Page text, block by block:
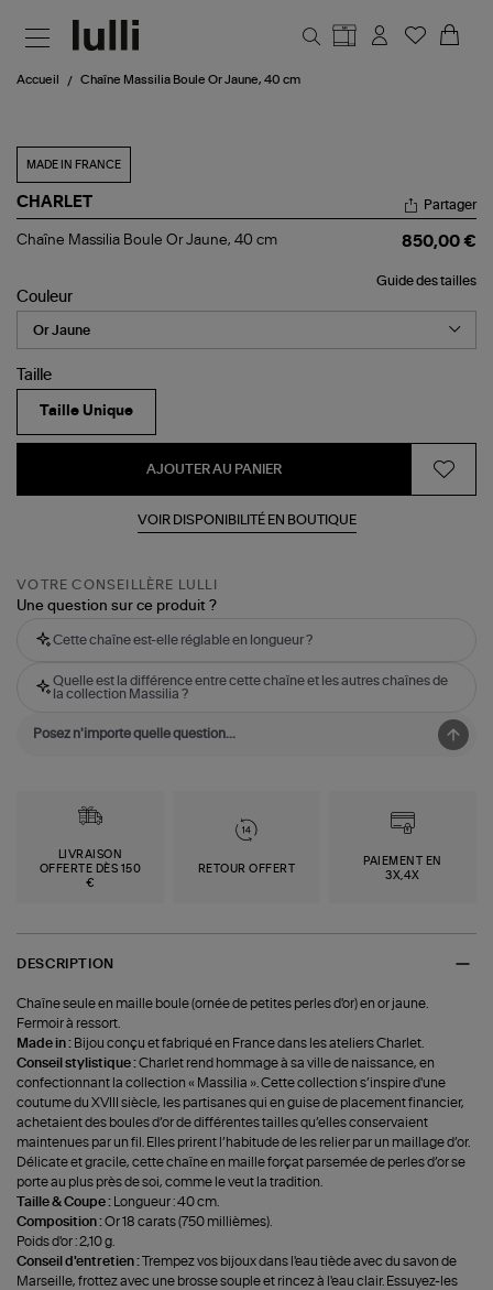
Accueil Chaîne Massilia Boule Or Jaune, 40 cm
MADE IN FRANCE
CHARLET
Chaîne
Or
Jaune,
40
Partager
Chaîne Massilia Boule Or Jaune, 40 cm 850,00 €
Guide des tailles
Couleur
Taille
Taille Unique
AJOUTER AU PANIER
VOIR DISPONIBILITÉ EN BOUTIQUE
VOTRE CONSEILLÈRE LULLI
Une question sur ce produit ?
Cette chaîne est-elle réglable en longueur ?
Quelle est la différence entre cette chaîne et les autres chaînes de
la collection Massilia ?
LIVRAISON
OFFERTE DÈS 150
€
RETOUR OFFERT
PAIEMENT EN
3X,4X
DESCRIPTION
Chaîne seule en maille boule (ornée de petites perles d'or) en or jaune.
Fermoir à ressort.
Made in : Bijou conçu et fabriqué en France dans les ateliers Charlet.
Conseil stylistique :Charlet rend hommage à sa ville de naissance, en
confectionnant la collection « Massilia ». Cette collection s’inspire d'une
coutume du XVIII siècle, les partisanes qui en guise de placement financier,
achetaient des boules d’or de différentes tailles qu’elles conservaient
maintenues par un fil. Elles prirent l’habitude de les relier par un maillage d’or.
Délicate et gracile, cette chaîne en maille forçat parsemée de perles d’or se
porte au plus près de soi, comme le veut la tradition.
Taille & Coupe :
Longueur : 40 cm.
Composition :Or 18 carats (750 millièmes).
Poids d'or : 2,10 g.
Conseil d'entretien :
Trempez vos bijoux dans l'eau tiède avec du savon de
Marseille, frottez avec une brosse souple et rincez à l'eau clair. Essuyez-les